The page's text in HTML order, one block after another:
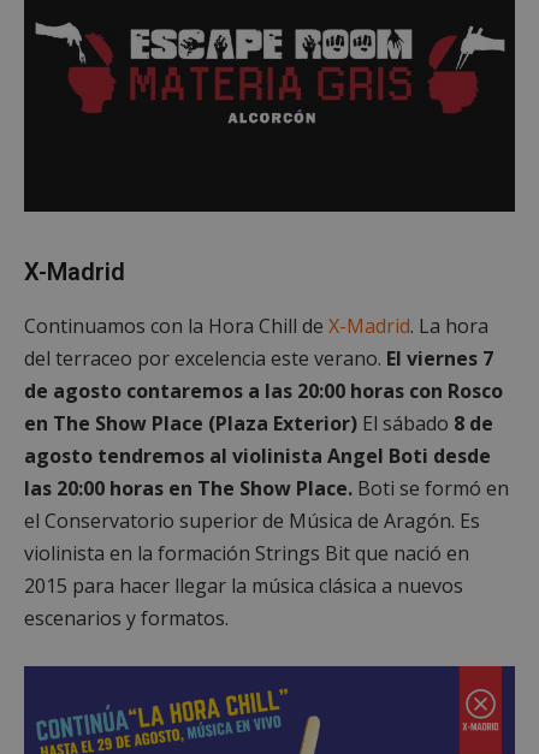
X-Madrid
Continuamos con la Hora Chill de X-Madrid. La hora
del terraceo por excelencia este verano. El viernes 7
de agosto contaremos a las 20:00 horas con Rosco
en The Show Place (Plaza Exterior) El sábado 8 de
agosto tendremos al violinista Angel Boti desde
las 20:00 horas en The Show Place. Boti se formó en
el Conservatorio superior de Música de Aragón. Es
violinista en la formación Strings Bit que nació en
2015 para hacer llegar la música clásica a nuevos
escenarios y formatos.
Cookies de
preferencias
Cookies de
funcionalidad
Las cookies estrictamente necesarias permiten la
funcionalidad principal del sitio web, como el
inicio de sesión de usuario y la gestión de cuentas.
El sitio web no se puede utilizar correctamente sin
las cookies estrictamente necesarias.
Proveedor/
PHPSESSID Sesión